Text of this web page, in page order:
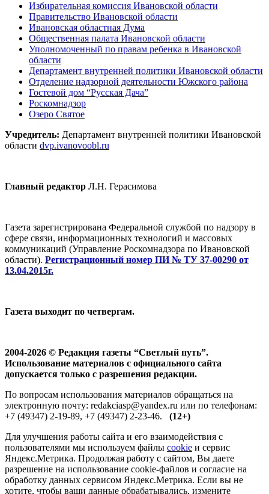
Избирательная комиссия Ивановской области
Правительство Ивановской области
Ивановская областная Дума
Общественная палата Ивановской области
Уполномоченный по правам ребенка в Ивановской
области
Департамент внутренней политики Ивановской области
Отделение надзорной деятельности Южского района
Гостевой дом “Русская Дача”
Роскомнадзор
Озеро Святое
Учредитель: Департамент внутренней политики Ивановской
области dvp.ivanovoobl.ru
Главный редактор Л.Н. Герасимова
Газета зарегистрирована Федеральной службой по надзору в
сфере связи, информационных технологий и массовых
коммуникаций (Управление Роскомнадзора по Ивановской
области). Регистрационный номер ПИ № ТУ 37-00290 от
13.04.2015г.
Газета выходит по четвергам.
2004-2026 © Редакция газеты “Светлый путь”.
Использование материалов с официального сайта
допускается только с разрешения редакции.
По вопросам использования материалов обращаться на
электронную почту: redakciasp@yandex.ru или по телефонам:
+7 (49347) 2-19-89, +7 (49347) 2-23-46. (12+)
Для улучшения работы сайта и его взаимодействия с
пользователями мы используем файлы cookie и сервис
Яндекс.Метрика. Продолжая работу с сайтом, Вы даете
разрешение на использование cookie-файлов и согласие на
обработку данных сервисом Яндекс.Метрика. Если вы не
хотите, чтобы ваши данные обрабатывались, измените